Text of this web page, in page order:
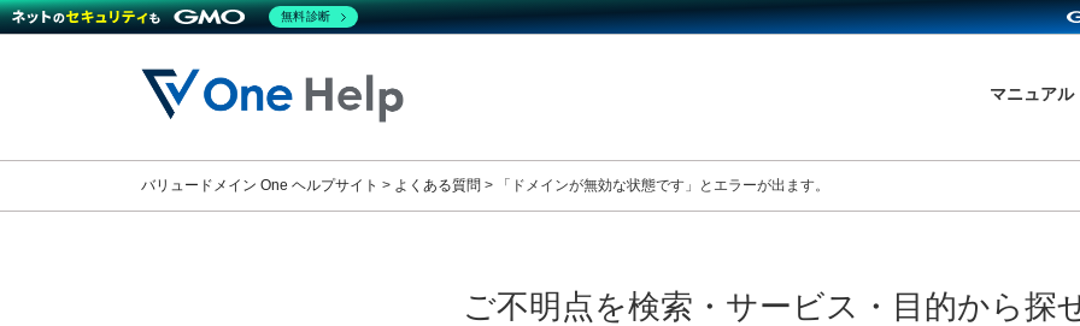
マニュアル
バリュードメイン One ヘルプサイト > よくある質問 > 「ドメインが無効な状態です」とエラーが出ます。
ご不明点を検索・サービス・目的から探
無料診断